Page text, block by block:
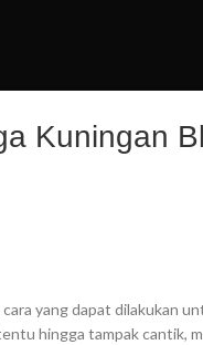
Kuningan
yang dapat dilakukan
hingga tampak cantik,